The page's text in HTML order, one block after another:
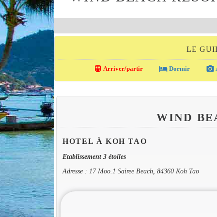
LE
directions_transit Arriver/partir local_hotel Dormir photo_camera
WIND
HOTEL À KOH TAO
Etablissement 3 étoiles
Adresse : 17 Moo.1 Sairee Beach, 84360 Koh Tao